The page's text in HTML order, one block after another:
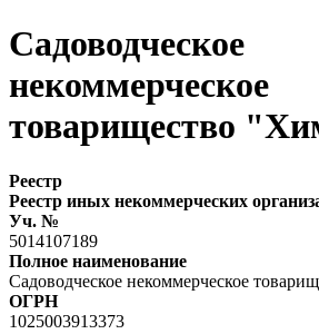
Садоводческое
некоммерческое
товарищество
Реестр
Реестр иных некоммерческих
Уч. №
5014107189
Полное наименование
Садоводческое некоммерческое
ОГРН
1025003913373